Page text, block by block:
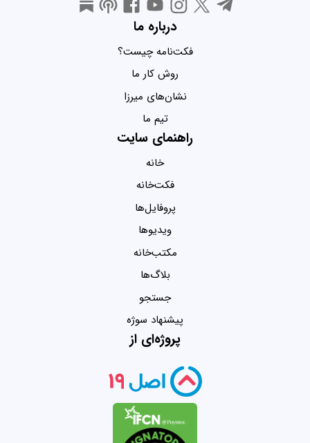
درباره ما
فکت‌نامه چیست؟
روش کار ما
نشان‌های میرزا
تیم ما
راهنمای سایت
خانه
فکت‌خانه
پروفایل‌ها
ویدیو‌ها
مکتب‌خانه
بلاگ‌ها
جستجو
پیشنهاد سوژه
پروژه‌ای از